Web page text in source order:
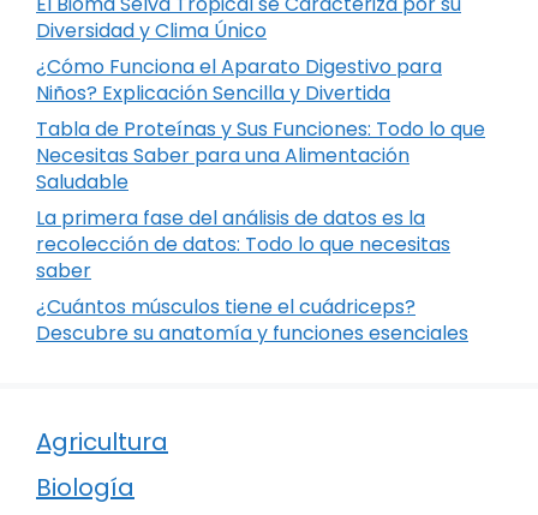
Diversidad y Clima Único
¿Cómo Funciona el Aparato Digestivo para
Niños? Explicación Sencilla y Divertida
Tabla de Proteínas y Sus Funciones: Todo lo que
Necesitas Saber para una Alimentación
Saludable
La primera fase del análisis de datos es la
recolección de datos: Todo lo que necesitas
saber
¿Cuántos músculos tiene el cuádriceps?
Descubre su anatomía y funciones esenciales
Agricultura
Biología